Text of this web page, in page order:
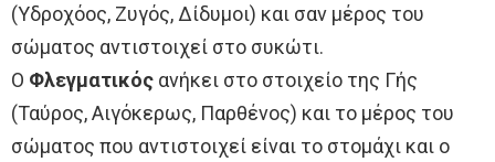
(Υδροχόος, Ζυγός, Δίδυμοι) και σαν μέρος του
σώματος αντιστοιχεί στο συκώτι.
Ο Φλεγματικός ανήκει στο στοιχείο της Γής
(Ταύρος, Αιγόκερως, Παρθένος) και το μέρος του
σώματος που αντιστοιχεί είναι το στομάχι και ο